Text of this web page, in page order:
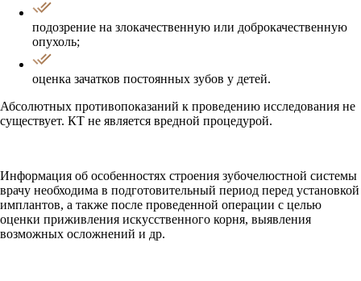
подозрение на злокачественную или доброкачественную
опухоль;
оценка зачатков постоянных зубов у детей.
Абсолютных противопоказаний к проведению исследования не
существует. КТ не является вредной процедурой.
Информация об особенностях строения зубочелюстной системы
врачу необходима в подготовительный период перед установкой
имплантов, а также после проведенной операции с целью
оценки приживления искусственного корня, выявления
возможных осложнений и др.